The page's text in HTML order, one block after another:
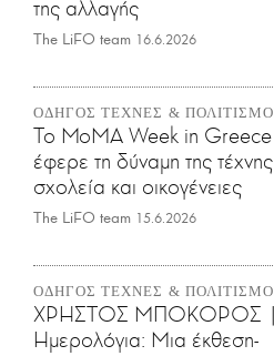
της αλλαγής
The LiFO team 16.6.2026
ΟΔΗΓΟΣ ΤΕΧΝΕΣ &
Το MoMA Week in Greece
έφερε τη δύναμη της
σχολεία και οικογένειες
The LiFO team 15.6.2026
ΟΔΗΓΟΣ ΤΕΧΝΕΣ &
ΧΡΗΣΤΟΣ ΜΠΟΚΟΡΟΣ
Ημερολόγια: Μια έκθεση-